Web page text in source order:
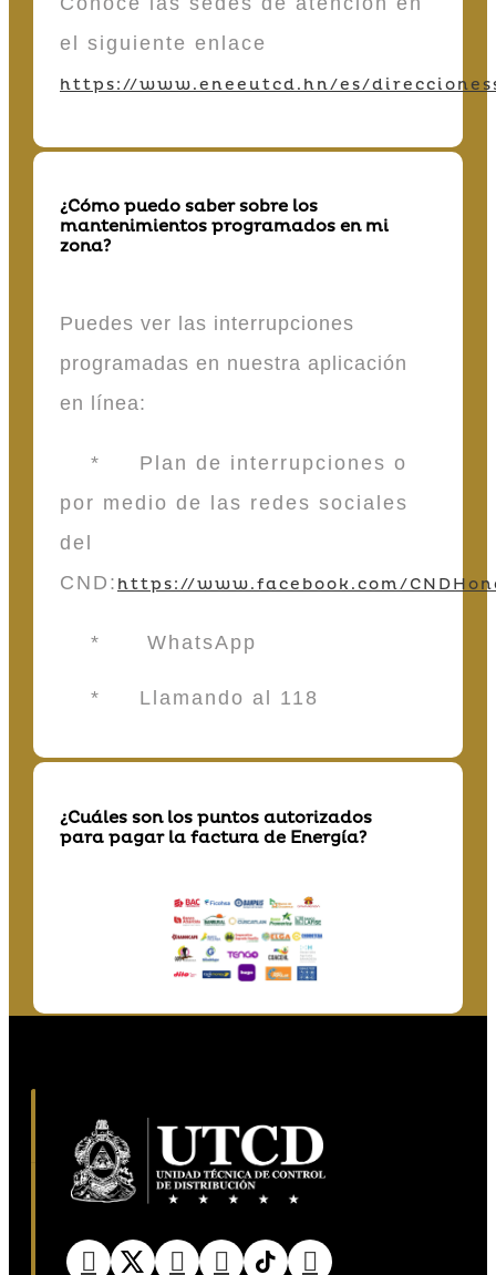
el siguiente enlace
https://www.eneeutcd.hn/es/
¿Cómo puedo saber sobre los
mantenimientos programados en mi
zona?
Puedes ver las interrupciones
programadas en nuestra aplicación
en línea:
* Plan de interrupciones o
por medio de las redes sociales
del
CND: https://www.facebook.com/
* WhatsApp
* Llamando al 118
¿Cuáles son los puntos autorizados
para pagar la factura de Energía?